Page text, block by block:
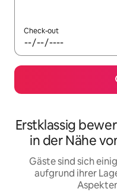
Check-out
Erstklassig
in der Nähe
Gäste sind sich
aufgrund ihrer